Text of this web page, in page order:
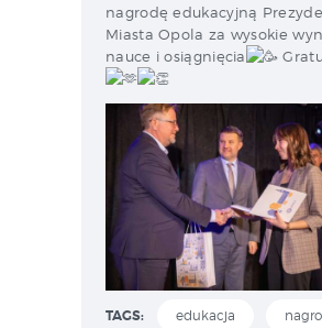
nagrodę edukacyjną
Miasta Opola za wysokie
nauce i osiągnięcia
TAGS: edukacja